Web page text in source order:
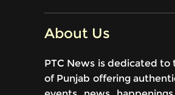
About Us
PTC News is dedicated to
of Punjab offering